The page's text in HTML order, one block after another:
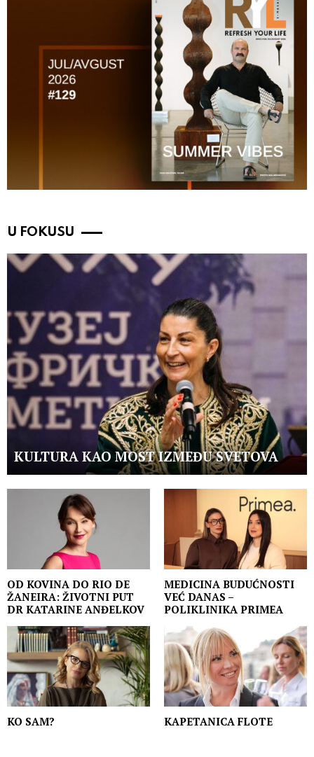
U FOKUSU
KULTURA KAO MOST IZMEĐU SVETOVA
OD KOVINA DO RIO DE
ŽANEIRA: ŽIVOTNI PUT
DR KATARINE ANĐELKOV
MEDICINA BUDUĆNOSTI
VEĆ DANAS –
POLIKLINIKA PRIMEA
KO SAM? KAPETANICA FLOTE